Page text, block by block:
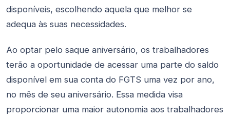
disponíveis, escolhendo aquela que melhor se
adequa às suas necessidades.
Ao optar pelo saque aniversário, os trabalhadores
terão a oportunidade de acessar uma parte do saldo
disponível em sua conta do FGTS uma vez por ano,
no mês de seu aniversário. Essa medida visa
proporcionar uma maior autonomia aos trabalhadores